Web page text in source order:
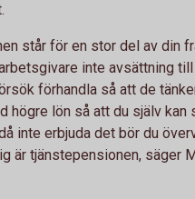
står för en stor del av din
inte avsättning till
förhandla så att de
högre lön så att du själv kan
inte erbjuda det bör du
är tjänstepensionen, säger